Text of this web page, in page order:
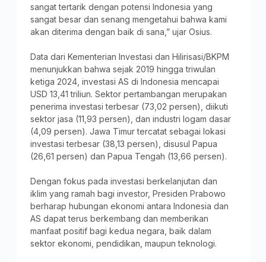
sangat tertarik dengan potensi Indonesia yang
sangat besar dan senang mengetahui bahwa kami
akan diterima dengan baik di sana,” ujar Osius.
Data dari Kementerian Investasi dan Hilirisasi/BKPM
menunjukkan bahwa sejak 2019 hingga triwulan
ketiga 2024, investasi AS di Indonesia mencapai
USD 13,41 triliun. Sektor pertambangan merupakan
penerima investasi terbesar (73,02 persen), diikuti
sektor jasa (11,93 persen), dan industri logam dasar
(4,09 persen). Jawa Timur tercatat sebagai lokasi
investasi terbesar (38,13 persen), disusul Papua
(26,61 persen) dan Papua Tengah (13,66 persen).
Dengan fokus pada investasi berkelanjutan dan
iklim yang ramah bagi investor, Presiden Prabowo
berharap hubungan ekonomi antara Indonesia dan
AS dapat terus berkembang dan memberikan
manfaat positif bagi kedua negara, baik dalam
sektor ekonomi, pendidikan, maupun teknologi.